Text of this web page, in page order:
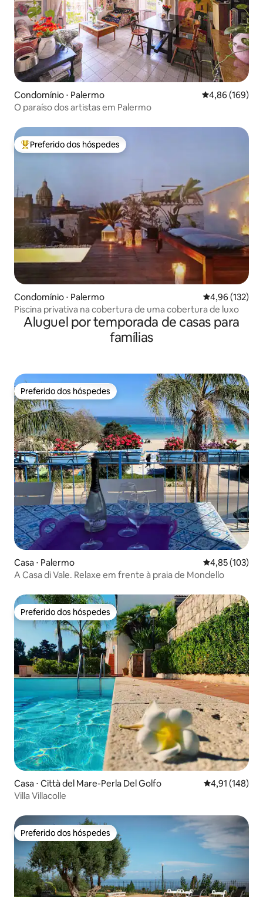
Condomínio ⋅ Palermo 4,86 de uma
4,86 (169)
O paraíso dos artistas em Palermo
Entre os melhores preferidos dos hóspedes
Preferido dos hóspedes
Condomínio ⋅ Palermo 4,96 de uma
4,96 (132)
Piscina privativa na cobertura de uma cobertura de luxo
Aluguel por temporada de casas para
famílias
Preferido dos hóspedes
Preferido dos hóspedes
Casa ⋅ Palermo 4,85 de uma
4,85 (103)
A Casa di Vale. Relaxe em frente à praia de Mondello
Preferido dos hóspedes
Preferido dos hóspedes
Casa ⋅ Città del Mare-Perla Del Golfo 4,91 de uma
4,91 (148)
Villa Villacolle
Preferido dos hóspedes
Preferido dos hóspedes